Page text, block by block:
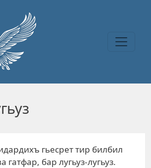
гьесрет тир билбил
гатфар, бар лугьуз-лугьуз.